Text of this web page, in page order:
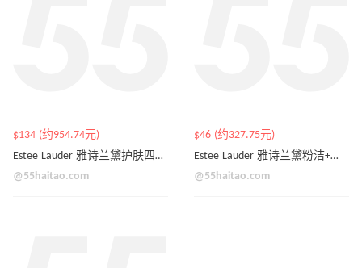
$134 (约954.74元)
Estee Lauder 雅诗兰黛护肤四件套 价值$207
@55haitao.com
$46 (约327.75元)
Estee Lauder 雅诗兰黛粉洁+粉水套装 价值$75
@55haitao.com